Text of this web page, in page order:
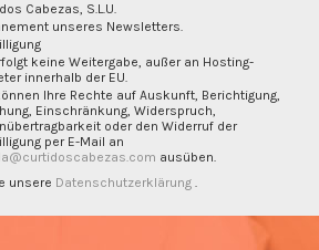
Cabezas, S.L.U.
unseres Newsletters.
keine Weitergabe, außer an Hosting-
innerhalb der EU.
Ihre Rechte auf Auskunft, Berichtigung,
Einschränkung, Widerspruch,
oder den Widerruf der
per E-Mail an
ausüben.
unsere Datenschutzerklärung .